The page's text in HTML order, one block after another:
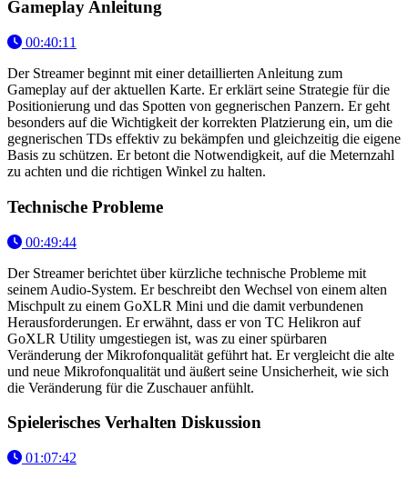
Gameplay Anleitung
00:40:11
Der Streamer beginnt mit einer detaillierten Anleitung zum
Gameplay auf der aktuellen Karte. Er erklärt seine Strategie für die
Positionierung und das Spotten von gegnerischen Panzern. Er geht
besonders auf die Wichtigkeit der korrekten Platzierung ein, um die
gegnerischen TDs effektiv zu bekämpfen und gleichzeitig die eigene
Basis zu schützen. Er betont die Notwendigkeit, auf die Meternzahl
zu achten und die richtigen Winkel zu halten.
Technische Probleme
00:49:44
Der Streamer berichtet über kürzliche technische Probleme mit
seinem Audio-System. Er beschreibt den Wechsel von einem alten
Mischpult zu einem GoXLR Mini und die damit verbundenen
Herausforderungen. Er erwähnt, dass er von TC Helikron auf
GoXLR Utility umgestiegen ist, was zu einer spürbaren
Veränderung der Mikrofonqualität geführt hat. Er vergleicht die alte
und neue Mikrofonqualität und äußert seine Unsicherheit, wie sich
die Veränderung für die Zuschauer anfühlt.
Spielerisches Verhalten Diskussion
01:07:42